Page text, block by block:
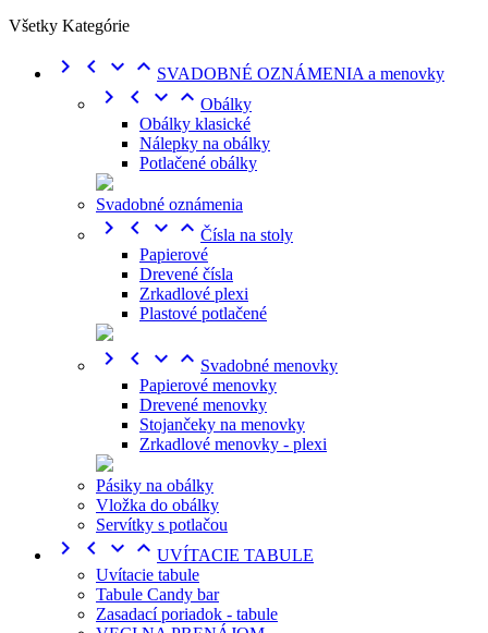
Všetky Kategórie
    SVADOBNÉ OZNÁMENIA a menovky
    Obálky
Obálky klasické
Nálepky na obálky
Potlačené obálky
Svadobné oznámenia
    Čísla na stoly
Papierové
Drevené čísla
Zrkadlové plexi
Plastové potlačené
    Svadobné menovky
Papierové menovky
Drevené menovky
Stojančeky na menovky
Zrkadlové menovky - plexi
Pásiky na obálky
Vložka do obálky
Servítky s potlačou
    UVÍTACIE TABULE
Uvítacie tabule
Tabule Candy bar
Zasadací poriadok - tabule